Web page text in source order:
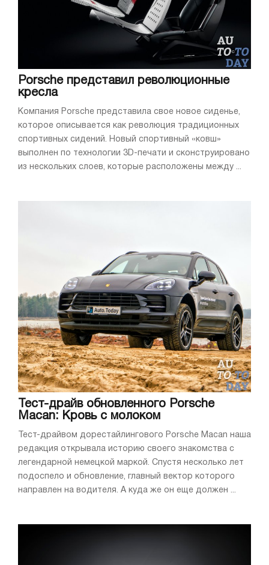
Porsche представил революционные
кресла
Компания Porsche представила свое новое сиденье,
которое описывается как революция традиционных
спортивных сидений. Новый спортивный «ковш»
выполнен по технологии 3D-печати и сконструировано
из нескольких слоев, которые расположены между ...
Тест-драйв обновленного Porsche
Macan: Кровь с молоком
Тест-драйвом дорестайлингового Porsche Macan наша
редакция открывала историю своего знакомства с
легендарной немецкой маркой. Спустя несколько лет
подоспело и обновление, главный вектор которого
направлен на водителя. А куда же он еще должен ...